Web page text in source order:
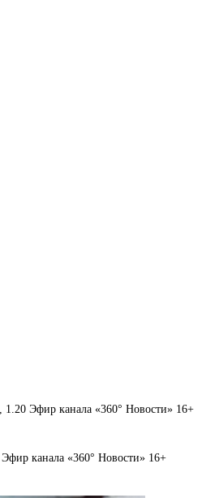
Эфир канала «360° Новости» 16+
канала «360° Новости» 16+